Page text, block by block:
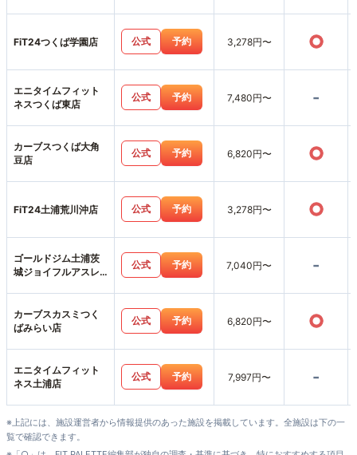
FiT24つくば学園店 公式 予約 3,278円〜 ○
エニタイムフィット
ネスつくば東店
公式 予約 7,480円〜 -
カーブスつくば大角
豆店
公式 予約 6,820円〜 ○
FiT24土浦荒川沖店 公式 予約 3,278円〜 ○
ゴールドジム土浦茨
城ジョイフルアスレ
公式 予約 7,040円〜 -
カーブスカスミつく
ばみらい店
公式 予約 6,820円〜 ○
エニタイムフィット
ネス土浦店
公式 予約 7,997円〜 -
※上記には、施設運営者から情報提供のあった施設を掲載しています。全施設は下の一
覧で確認できます。